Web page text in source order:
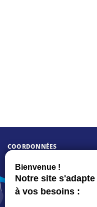
COORDONNÉES
Hôtel de ville
15, rue Charles-Duflos
01 41 19 83 00